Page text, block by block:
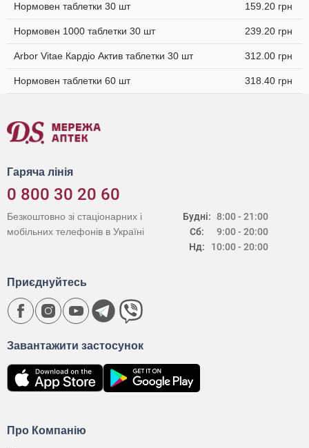
Нормовен таблетки 30 шт 159.20 грн
Нормовен 1000 таблетки 30 шт 239.20 грн
Arbor Vitae Кардіо Актив таблетки 30 шт 312.00 грн
Нормовен таблетки 60 шт 318.40 грн
Гаряча лінія
0 800 30 20 60
Будні:
Сб:
Нд:
8:00 - 21:00
9:00 - 20:00
10:00 - 20:00
Безкоштовно зі стаціонарних і
мобільних телефонів в Україні
Про Компанію
Завантажити застосунок
Приєднуйтесь